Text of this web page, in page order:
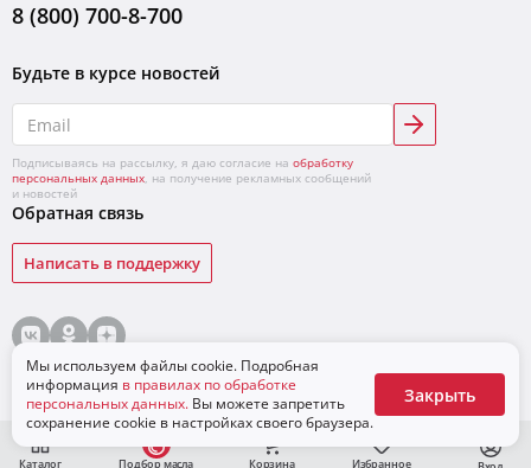
Каталог Подбор масла Корзина Избранное
8 (800) 700-8-700
Будьте в курсе новостей
Подписываясь на рассылку, я даю согласие на обработку
персональных данных, на получение рекламных сообщений
и новостей
Обратная связь
Написать в поддержку
© «ЛУКОЙЛ»,2026 Условия продажи товаров
Для бизнеса
Мы используем файлы cookie. Подробная
информация в правилах по обработке
персональных данных. Вы можете запретить
сохранение cookie в настройках своего браузера.
Закрыть